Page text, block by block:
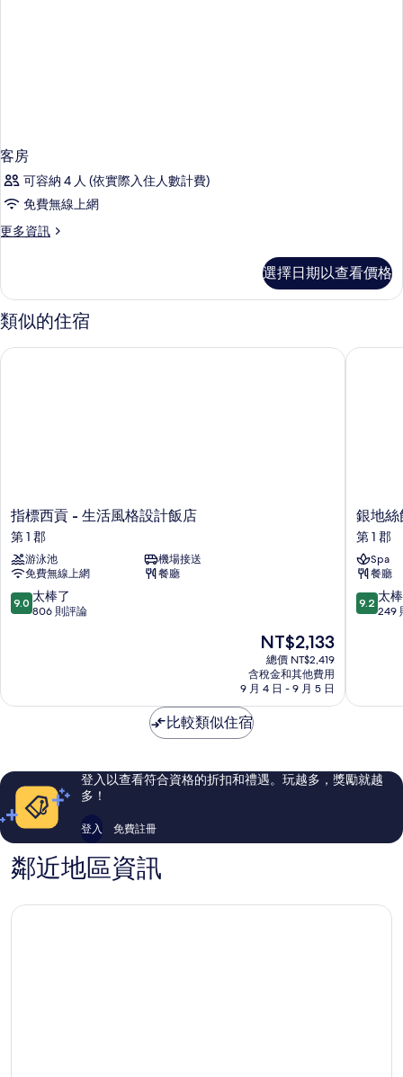
客房
可容納 4 人 (依實際入住人數計費)
免費無線上網
更多資訊
更
的
詳
情
選擇日期以查看價格
類似的住宿
指
標
西
貢
-
生
活
店
指標西貢 - 生活風格設計飯店
第 1 郡
游泳池
機場接送
免費無線上網
餐廳
9.0
分，
棒
評
論
9.0 太棒了
806 則評論
現
在
價
格
為
NT$2,133
總價 NT$2,419
含稅金和其他費用
9 月 4 日 - 9 月 5 日
指標西貢 - 生活風格設計飯店
銀
地
絲
飯
店
第
1
銀地絲
第 1 郡
Spa
餐廳
9.2
分，
棒
評
論
9.2 太
249
銀地絲
比較類似住宿
登入以查看符合資格的折扣和禮遇。玩越多，獎勵就越
多！
登入 免費註冊
鄰近地區資訊